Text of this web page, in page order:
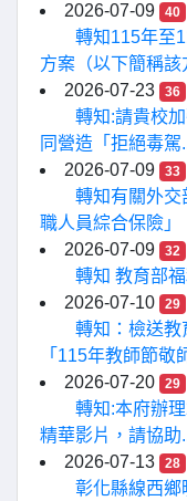
2026-07-09
40
轉知115年至
方案（以下簡稱該
2026-07-23
36
轉知:請貴校
同營造「拒絕毒駕
2026-07-09
33
轉知有關外交
職人員綜合保險」
2026-07-09
32
轉知 教育部
2026-07-10
29
轉知：檢送教
「115年教師節敬
2026-07-20
29
轉知:本府辦
精華影片，請協助
2026-07-13
28
彰化縣線西鄉